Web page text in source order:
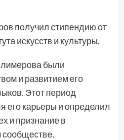
получил стипендию от
искусств и культуры.
были
и развитием его
Этот период
его карьеры и определил
и признание в
сообществе.